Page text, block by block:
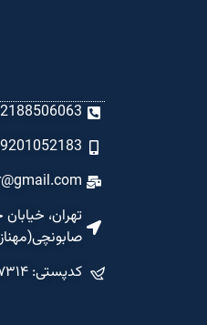
تهران،
صابونچی(مهناز)، پلاک
کدپستی: ۱۵۳۳۸۵۷۳۱۴